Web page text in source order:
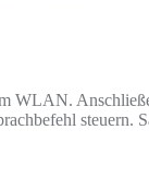
WLAN.
steuern.